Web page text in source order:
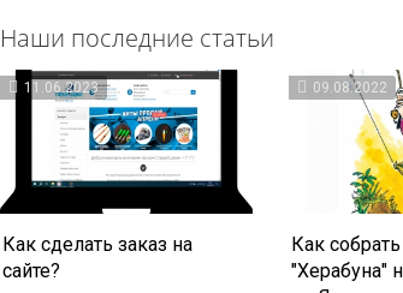
Наши последние статьи
11.06.2023
Как сделать заказ на
сайте?
09.08.2022
Как собрать
"Херабуна"